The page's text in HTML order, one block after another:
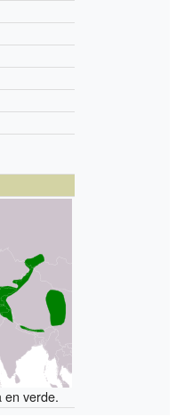
en verde.